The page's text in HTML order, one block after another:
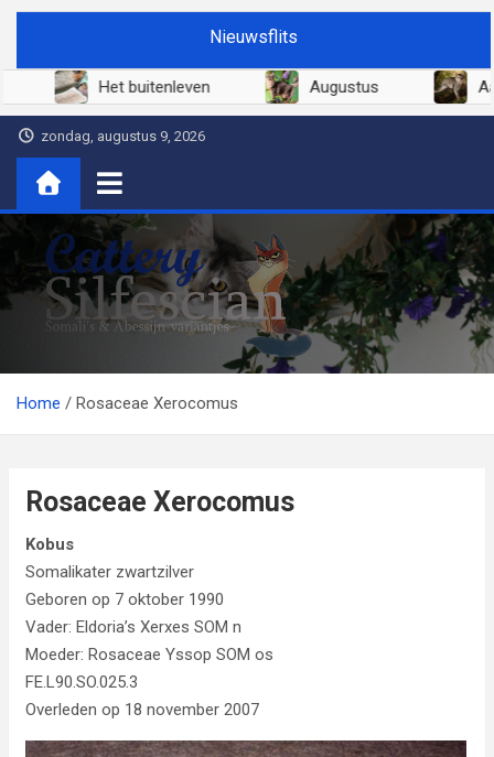
Ga
de
Nieuwsflits
Het buitenleven Augustus
zondag, augustus 9, 2026
Cattery Silfescian
Somali's en soms Abessijn-variantjes
Home
Rosaceae Xerocomus
Rosaceae Xerocomus
Kobus
Somalikater zwartzilver
Geboren op 7 oktober 1990
Vader: Eldoria’s Xerxes SOM n
Moeder: Rosaceae Yssop SOM os
FE.L90.SO.025.3
Overleden op 18 november 2007